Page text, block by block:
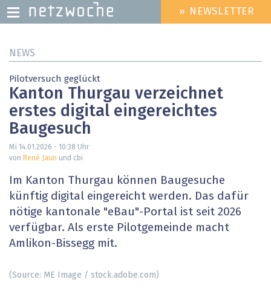
zum
HEADER
MENU
» NEWSLETTER
NEWS
Pilotversuch geglückt
Kanton Thurgau verzeichnet
erstes digital eingereichtes
Baugesuch
Mi 14.01.2026 - 10:38 Uhr
von René Jaun und cbi
Im Kanton Thurgau können Baugesuche
künftig digital eingereicht werden. Das dafür
nötige kantonale "eBau"-Portal ist seit 2026
verfügbar. Als erste Pilotgemeinde macht
Amlikon-Bissegg mit.
(Source: ME Image / stock.adobe.com)